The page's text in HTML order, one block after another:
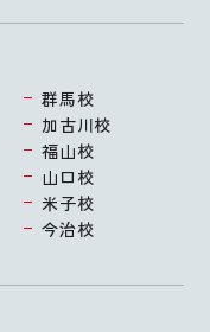
群馬校
加古川校
福山校
山口校
米子校
今治校